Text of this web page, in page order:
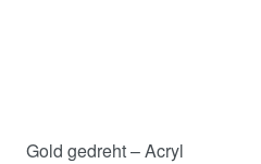
Gold gedreht – Acryl